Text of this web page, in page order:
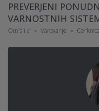
PREVERJENI
VARNOSTNIH
Omisli.si Varovanje Cerknica